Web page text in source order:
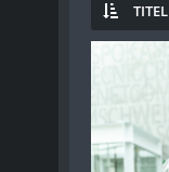
TITEL